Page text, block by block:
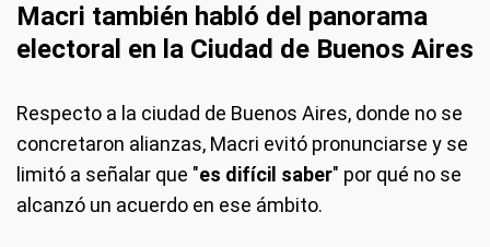
Macri también habló del panorama
electoral en la Ciudad de Buenos Aires
Respecto a la ciudad de Buenos Aires, donde no se
concretaron alianzas, Macri evitó pronunciarse y se
limitó a señalar que "es difícil saber" por qué no se
alcanzó un acuerdo en ese ámbito.